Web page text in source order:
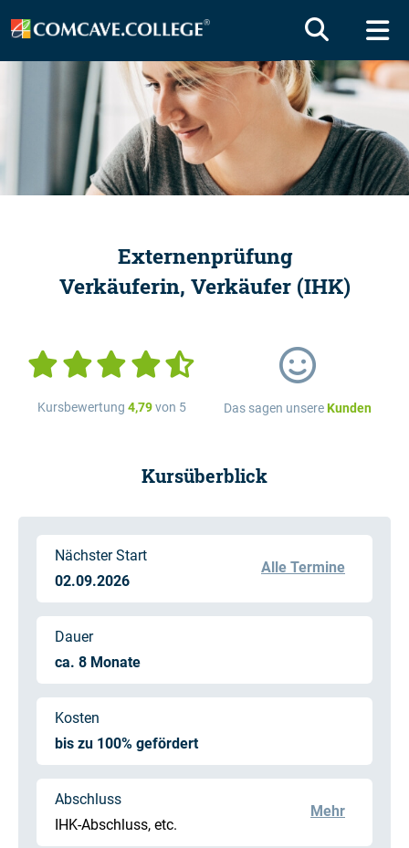
Externenprüfung
Verkäuferin, Verkäufer (IHK)
Kursbewertung 4,79von 5 Das sagen unsereKunden
Kursüberblick
Nächster Start
02.09.2026
Alle Termine
Dauer
ca. 8 Monate
Kosten
bis zu 100% gefördert
Abschluss
IHK-Abschluss, etc.
Mehr